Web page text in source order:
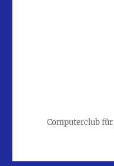
Computerclub